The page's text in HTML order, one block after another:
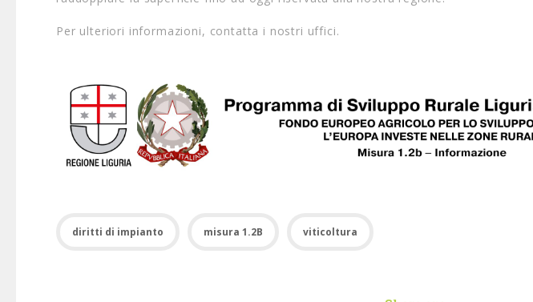
Per ulteriori informazioni, contatta i nostri uffici.
diritti di impianto misura 1.2B viticoltura